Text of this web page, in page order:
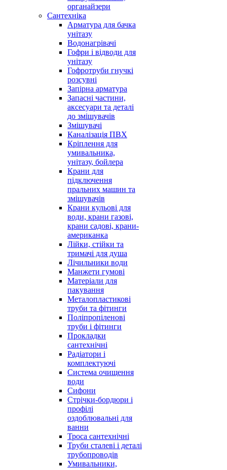
органайзери
Сантехніка
Арматура для бачка
унітазу
Водонагрівачі
Гофри і відводи для
унітазу
Гофротруби гнучкі
розсувні
Запірна арматура
Запасні частини,
аксесуари та деталі
до змішувачів
Змішувачі
Каналізація ПВХ
Кріплення для
умивальника,
унітазу, бойлера
Крани для
підключення
пральних машин та
змішувачів
Крани кульові для
води, крани газові,
крани садові, крани-
американка
Лійки, стійки та
тримачі для душа
Лічильники води
Манжети гумові
Матеріали для
пакування
Металопластикові
труби та фітинги
Поліпропіленові
труби і фітинги
Прокладки
сантехнічні
Радіатори і
комплектуючі
Система очищення
води
Сифони
Стрічки-бордюри і
профілі
оздоблювальні для
ванни
Троса сантехнічні
Труби сталеві і деталі
трубопроводів
Умивальники,